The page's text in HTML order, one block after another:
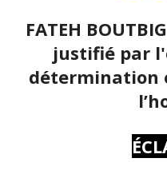
FATEH
justifié par
détermination